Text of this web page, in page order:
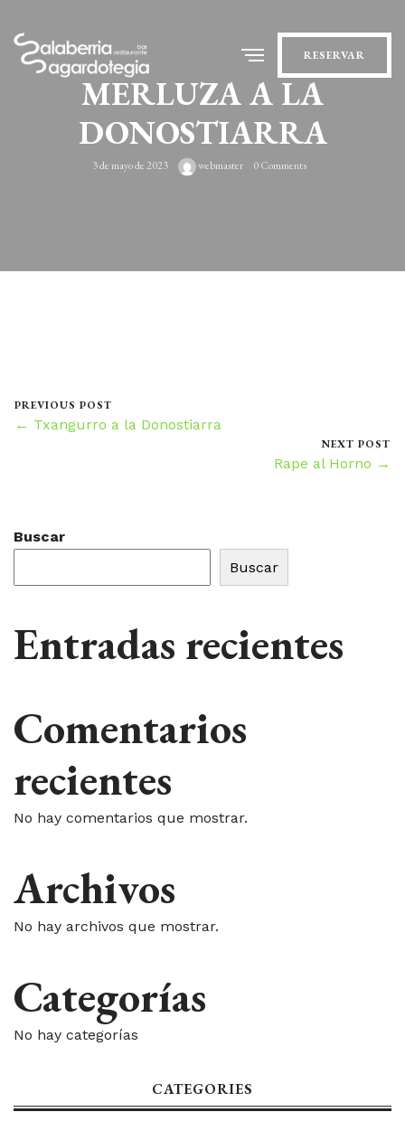
RESERVAR
MERLUZA A LA
DONOSTIARRA
3 de mayo de 2023 webmaster 0 Comments
PREVIOUS POST
← Txangurro a la Donostiarra
NEXT POST
Rape al Horno →
Buscar
Buscar
Entradas recientes
Comentarios
recientes
No hay comentarios que mostrar.
Archivos
No hay archivos que mostrar.
Categorías
No hay categorías
CATEGORIES